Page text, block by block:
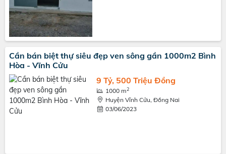
Cần bán biệt thự siêu đẹp ven sông gần 1000m2 Bình
Hòa - Vĩnh Cửu
9 Tỷ, 500 Triệu Đồng
1000 m2
Huyện Vĩnh Cửu, Đồng Nai
03/06/2023